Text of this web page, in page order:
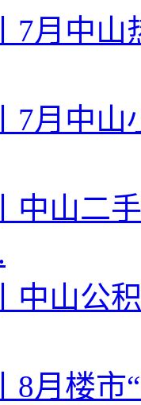
7月中
7月中山
中山二
中山公
8月楼市